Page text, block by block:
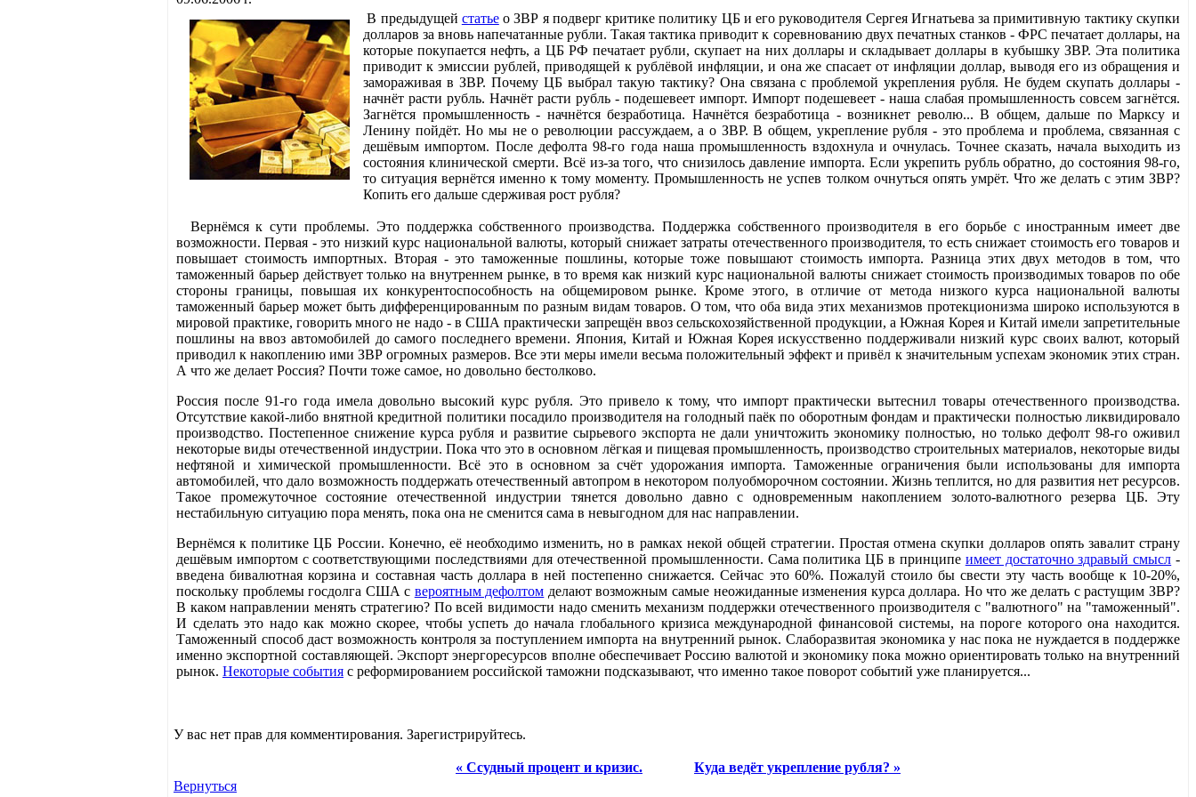
В предыдущей статьео ЗВР я подверг критике политику ЦБ и его руководителя Сергея Игнатьева за примитивную тактику скупки
долларов за вновь напечатанные рубли. Такая тактика приводит к соревнованию двух печатных станков - ФРС печатает доллары, на
которые покупается нефть, а ЦБ РФ печатает рубли, скупает на них доллары и складывает доллары в кубышку ЗВР. Эта политика
приводит к эмиссии рублей, приводящей к рублёвой инфляции, и она же спасает от инфляции доллар, выводя его из обращения и
замораживая в ЗВР. Почему ЦБ выбрал такую тактику? Она связана с проблемой укрепления рубля. Не будем скупать доллары -
начнёт расти рубль. Начнёт расти рубль - подешевеет импорт. Импорт подешевеет - наша слабая промышленность совсем загнётся.
Загнётся промышленность - начнётся безработица. Начнётся безработица - возникнет револю... В общем, дальше по Марксу и
Ленину пойдёт. Но мы не о революции рассуждаем, а о ЗВР. В общем, укрепление рубля - это проблема и проблема, связанная с
дешёвым импортом. После дефолта 98-го года наша промышленность вздохнула и очнулась. Точнее сказать, начала выходить из
состояния клинической смерти. Всё из-за того, что снизилось давление импорта. Если укрепить рубль обратно, до состояния 98-го,
то ситуация вернётся именно к тому моменту. Промышленность не успев толком очнуться опять умрёт. Что же делать с этим ЗВР?
Копить его дальше сдерживая рост рубля?
Вернёмся к сути проблемы. Это поддержка собственного производства. Поддержка собственного производителя в его борьбе с иностранным имеет две
возможности. Первая - это низкий курс национальной валюты, который снижает затраты отечественного производителя, то есть снижает стоимость его товаров и
повышает стоимость импортных. Вторая - это таможенные пошлины, которые тоже повышают стоимость импорта. Разница этих двух методов в том, что
таможенный барьер действует только на внутреннем рынке, в то время как низкий курс национальной валюты снижает стоимость производимых товаров по обе
стороны границы, повышая их конкурентоспособность на общемировом рынке. Кроме этого, в отличие от метода низкого курса национальной валюты
таможенный барьер может быть дифференцированным по разным видам товаров. О том, что оба вида этих механизмов протекционизма широко используются в
мировой практике, говорить много не надо - в США практически запрещён ввоз сельскохозяйственной продукции, а Южная Корея и Китай имели запретительные
пошлины на ввоз автомобилей до самого последнего времени. Япония, Китай и Южная Корея искусственно поддерживали низкий курс своих валют, который
приводил к накоплению ими ЗВР огромных размеров. Все эти меры имели весьма положительный эффект и привёл к значительным успехам экономик этих стран.
А что же делает Россия? Почти тоже самое, но довольно бестолково.
Россия после 91-го года имела довольно высокий курс рубля. Это привело к тому, что импорт практически вытеснил товары отечественного производства.
Отсутствие какой-либо внятной кредитной политики посадило производителя на голодный паёк по оборотным фондам и практически полностью ликвидировало
производство. Постепенное снижение курса рубля и развитие сырьевого экспорта не дали уничтожить экономику полностью, но только дефолт 98-го оживил
некоторые виды отечественной индустрии. Пока что это в основном лёгкая и пищевая промышленность, производство строительных материалов, некоторые виды
нефтяной и химической промышленности. Всё это в основном за счёт удорожания импорта. Таможенные ограничения были использованы для импорта
автомобилей, что дало возможность поддержать отечественный автопром в некотором полуобморочном состоянии. Жизнь теплится, но для развития нет ресурсов.
Такое промежуточное состояние отечественной индустрии тянется довольно давно с одновременным накоплением золото-валютного резерва ЦБ. Эту
нестабильную ситуацию пора менять, пока она не сменится сама в невыгодном для нас направлении.
Вернёмся к политике ЦБ России. Конечно, её необходимо изменить, но в рамках некой общей стратегии. Простая отмена скупки долларов опять завалит страну
дешёвым импортом с соответствующими последствиями для отечественной промышленности. Сама политика ЦБ в принципе имеет достаточно здравый смысл -
введена бивалютная корзина и составная часть доллара в ней постепенно снижается. Сейчас это 60%. Пожалуй стоило бы свести эту часть вообще к 10-20%,
поскольку проблемы госдолга США с вероятным дефолтом делают возможным самые неожиданные изменения курса доллара. Но что же делать с растущим ЗВР?
В каком направлении менять стратегию? По всей видимости надо сменить механизм поддержки отечественного производителя с "валютного" на "таможенный".
И сделать это надо как можно скорее, чтобы успеть до начала глобального кризиса международной финансовой системы, на пороге которого она находится.
Таможенный способ даст возможность контроля за поступлением импорта на внутренний рынок. Слаборазвитая экономика у нас пока не нуждается в поддержке
именно экспортной составляющей. Экспорт энергоресурсов вполне обеспечивает Россию валютой и экономику пока можно ориентировать только на внутренний
рынок. Некоторые события с реформированием российской таможни подсказывают, что именно такое поворот событий уже планируется...
У вас нет прав для комментирования. Зарегистрируйтесь.
« Ссудный процент и кризис.
Куда ведёт укрепление рубля? »
Вернуться